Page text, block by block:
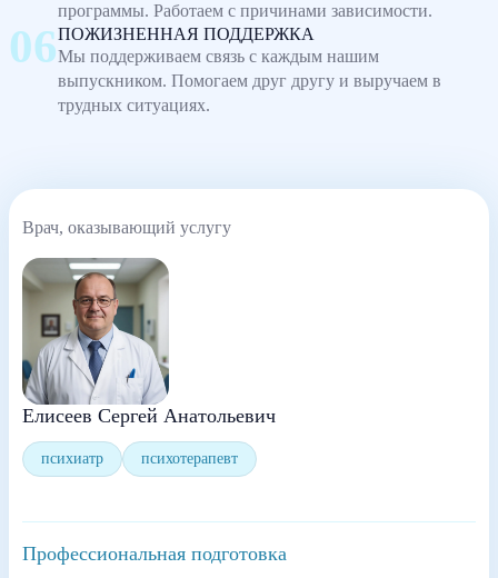
программы. Работаем с причинами зависимости.
ПОЖИЗНЕННАЯ ПОДДЕРЖКА
Мы поддерживаем связь с каждым нашим
выпускником. Помогаем друг другу и выручаем в
трудных ситуациях.
Врач, оказывающий услугу
Елисеев Сергей Анатольевич
психиатр психотерапевт
Профессиональная подготовка